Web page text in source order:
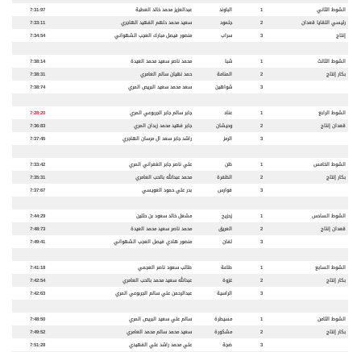
الشوط الثاني 1 الباوند عبدالعزيز محمد خالد العطية
7:31:97
رئيسي اللقايا قعدان
2 جلمود سعيد محمد دلهم الفهيد الهاجري
7:33:11
إنتاج
3 سراب منصور فيصل مبارك العجب الشهواني 7:34:54
الشوط الثالث 1 شبا محمد ناصر سعيد محمد العيدة
7:38:14
بكار إنتاج
2 المنامة حمد نهيان سالم العامري
7:38:31
3
شواهين سعد محمد سعيد البريص المري 7:38:74
الشوط الرابع 1 عناد جابر سالم جابر الجربوعي المري
7:28:20
قعدان إنتاج
2 وحيشان جابر فهيد محمد زبدان المري
7:36:83
3
الرمز راشد جابر سعد ال مرسان الهاجري 7:37:45
الشوط الخامس 1 ظن علي ناصر جابر الغفراني المري
7:33:42
بكار إنتاج
2 الظفرة محمد عبدالله بالحب العامري
7:35:31
3
فوارس بدر علي حمود العويسي 7:37:67
الشوط السادس 1 زحزيح مشعل خالد سعود بن حثلين
7:44:29
قعدان إنتاج
2 العريق محمد ناصر سعيد محمد العيدة
7:48:73
3
لفان منصور هادي فيصل العجب الشهواني 7:49:41
الشوط السابع 1 طاعة طالب سعود ناصر العجمي
7:41:18
بكار إنتاج
2 غزوة عبدالله سعيد محمد بالحب العامري
7:42:54
3
الراسية عبدالرحمن علي سالم الجربوعي المري 7:42:63
الشوط الثامن 1 مسيطرة سالم علي سعيد البريص المري
7:48:50
بكار إنتاج
2 مشكورة سعيد محمد سالم محمد العامري
7:49:52
3
ضجة علي محمد راشد علي الفهيدي 7:51:28